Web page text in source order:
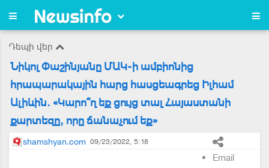
Դեպի վեր
Նիկոլ Փաշինյանը ՄԱԿ-ի ամբիոնից
հրապարակային հարց հասցեագրեց Իլհամ
Ալիևին. «Կարո՞ղ եք ցույց տալ Հայաստանի
քարտեզը, որը ճանաչում եք»
shamshyan.com 09/23/2022, 5:18
Email